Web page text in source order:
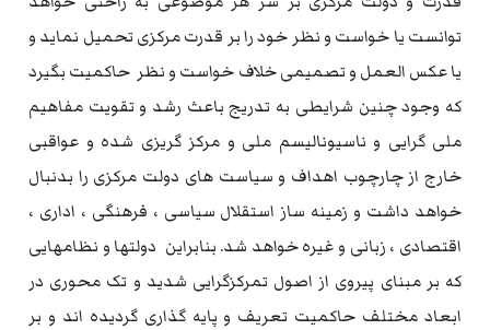
توانست یا خواست و نظر خود را بر قدرت مرکزی تحمیل نماید و
یا عکس العمل و تصمیمی خلاف خواست و نظر حاکمیت بگیرد
که وجود چنین شرایطی به تدریج باعث رشد و تقویت مفاهیم
ملی گرایی و ناسیونالیسم ملی و مرکز گریزی شده و عواقبی
خارج از چارچوب اهداف و سیاست های دولت مرکزی را بدنبال
خواهد داشت و زمینه ساز استقلال سیاسی ، فرهنگی ، اداری ،
اقتصادی ، زبانی و غیره خواهد شد. بنابراین دولتها و نظامهایی
که بر مبنای پیروی از اصول تمرکزگرایی شدید و تک محوری در
ابعاد مختلف حاکمیت تعریف و پایه گذاری گردیده اند و بر